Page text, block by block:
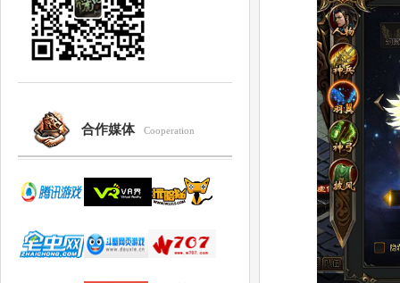
合作媒体 Cooperation